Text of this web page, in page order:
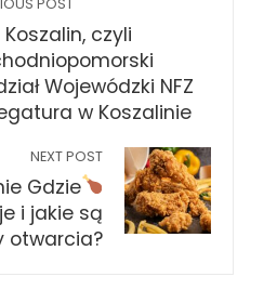
POST
Koszalin, czyli
Wojewódzki NFZ
w Koszalinie
NEXT POST
Gdzie
i jakie są
otwarcia?